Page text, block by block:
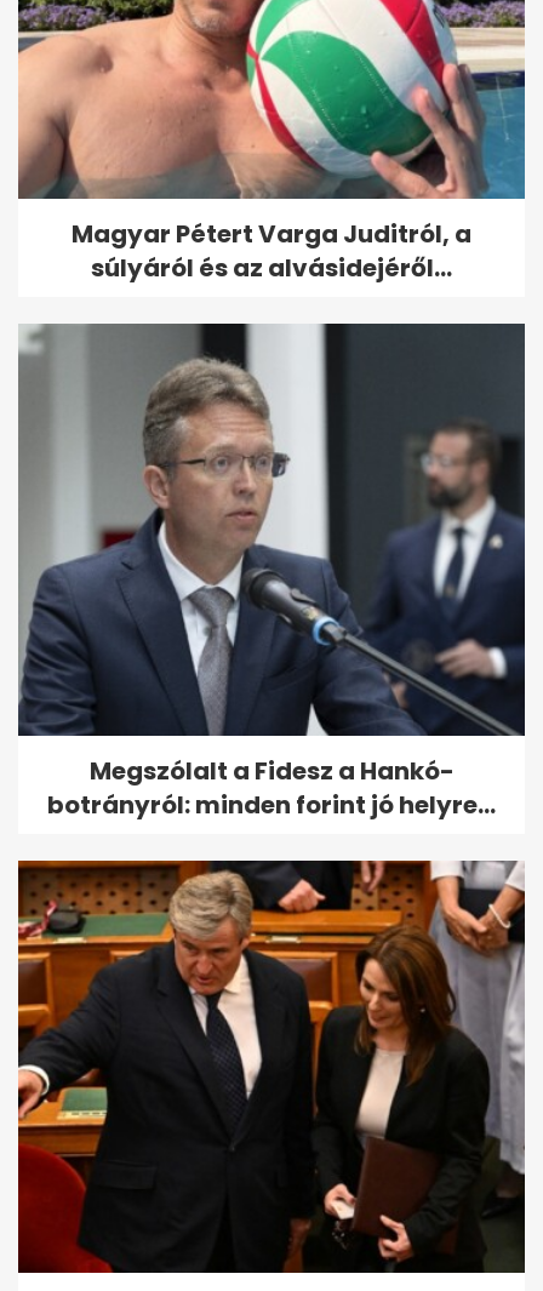
Magyar Pétert Varga Juditról, a
súlyáról és az alvásidejéről...
Megszólalt a Fidesz a Hankó-
botrányról: minden forint jó helyre...